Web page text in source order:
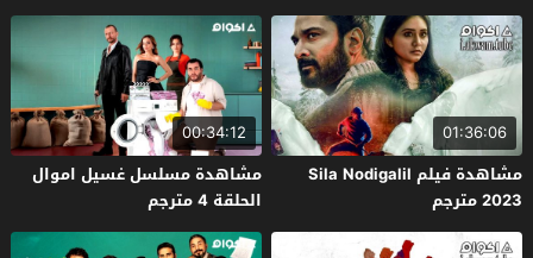
01:36:06
مشاهدة فيلم Sila Nodigalil
2023 مترجم
00:34:12
مشاهدة مسلسل غسيل اموال
الحلقة 4 مترجم